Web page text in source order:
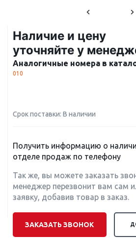
Наличие и цену
уточняйте у
Аналогичные номера в
010
Срок поставки: В наличии
Получить информацию о
отделе продаж по телефону
Так же, вы можете заказать
менеджер перезвонит вам сам
заявку, добавив товар в заказ.
ЗАКАЗАТЬ ЗВОНОК